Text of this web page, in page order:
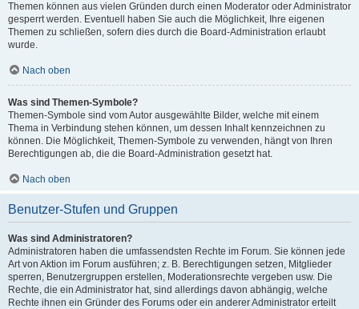
Themen können aus vielen Gründen durch einen Moderator oder Administrator
gesperrt werden. Eventuell haben Sie auch die Möglichkeit, Ihre eigenen
Themen zu schließen, sofern dies durch die Board-Administration erlaubt
wurde.
Nach oben
Was sind Themen-Symbole?
Themen-Symbole sind vom Autor ausgewählte Bilder, welche mit einem
Thema in Verbindung stehen können, um dessen Inhalt kennzeichnen zu
können. Die Möglichkeit, Themen-Symbole zu verwenden, hängt von Ihren
Berechtigungen ab, die die Board-Administration gesetzt hat.
Nach oben
Benutzer-Stufen und Gruppen
Was sind Administratoren?
Administratoren haben die umfassendsten Rechte im Forum. Sie können jede
Art von Aktion im Forum ausführen; z. B. Berechtigungen setzen, Mitglieder
sperren, Benutzergruppen erstellen, Moderationsrechte vergeben usw. Die
Rechte, die ein Administrator hat, sind allerdings davon abhängig, welche
Rechte ihnen ein Gründer des Forums oder ein anderer Administrator erteilt